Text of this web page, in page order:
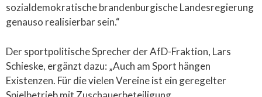
sozialdemokratische brandenburgische Landesregierung
genauso realisierbar sein.“
Der sportpolitische Sprecher der AfD-Fraktion, Lars
Schieske, ergänzt dazu: „Auch am Sport hängen
Existenzen. Für die vielen Vereine ist ein geregelter